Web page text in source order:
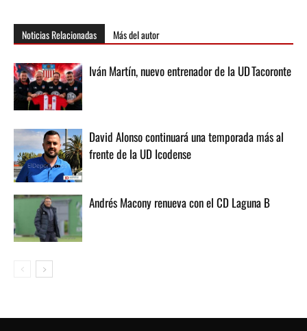
Noticias Relacionadas Más del autor
Iván Martín, nuevo entrenador de la UD Tacoronte
David Alonso continuará una temporada más al
frente de la UD Icodense
Andrés Macony renueva con el CD Laguna B